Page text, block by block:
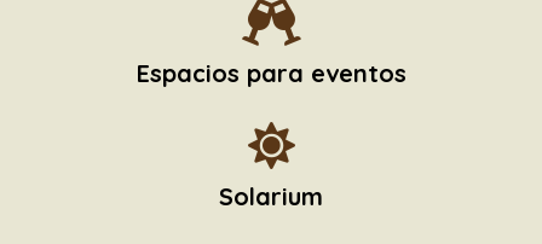
Espacios para eventos
Solarium